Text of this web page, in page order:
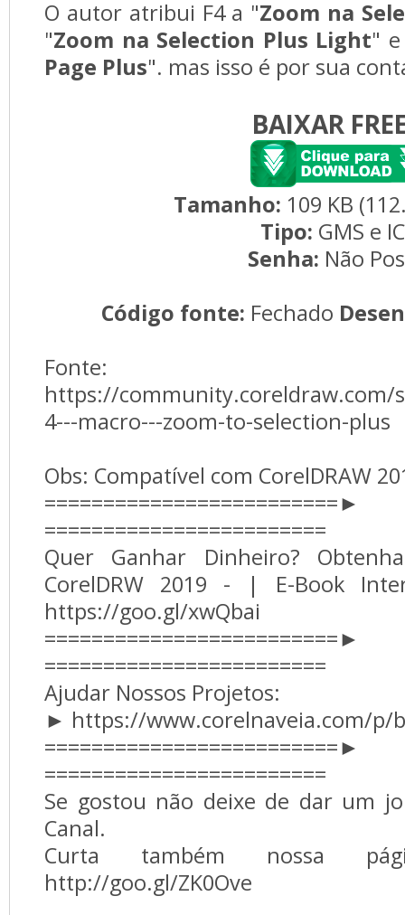
O autor atribui F4 a "Zoom na
"Zoom na Selection Plus Light"
Page Plus". mas isso é por sua
BAIXAR
Tamanho: 109 KB
Tipo: GMS e
Senha: Não
Código fonte: Fechado
Fonte:
https://community.coreldraw.com/
4---macro---zoom-to-selection-plus
Obs: Compatível com CorelDRAW
=========================►
========================
Quer Ganhar Dinheiro?
CorelDRW 2019 - | E-Book
https://goo.gl/xwQbai
=========================►
========================
Ajudar Nossos Projetos:
► https://www.corelnaveia.com/p/
=========================►
========================
Se gostou não deixe de dar um
Canal.
Curta também nossa
http://goo.gl/ZK0Ove